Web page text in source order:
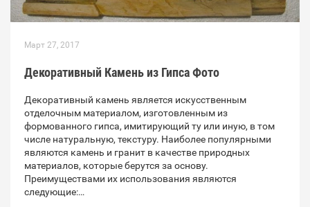
Март 27, 2017
Декоративный Камень из Гипса Фото
Декоративный камень является искусственным
отделочным материалом, изготовленным из
формованного гипса, имитирующий ту или иную, в том
числе натуральную, текстуру. Наиболее популярными
являются камень и гранит в качестве природных
материалов, которые берутся за основу.
Преимуществами их использования являются
следующие:…